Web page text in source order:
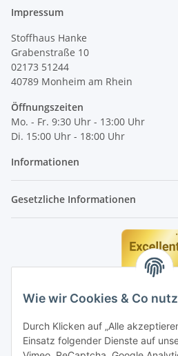
Wie wir Cookies & Co
Durch Klicken auf „Alle
Einsatz folgender Dienste auf
Impressum
Stoffhaus Hanke
Grabenstraße 10
02173 51244
40789 Monheim am Rhein
Öffnungszeiten
Mo. - Fr. 9:30 Uhr - 13:00 Uhr
Di. 15:00 Uhr - 18:00 Uhr
Informationen
Gesetzliche Informationen